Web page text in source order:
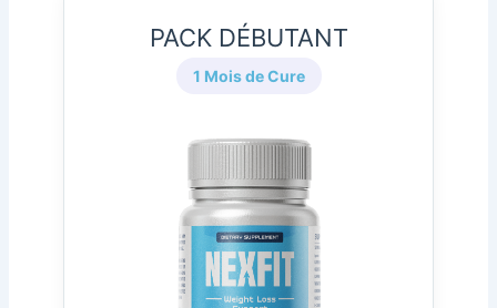
PACK DÉBUTANT
1 Mois de Cure